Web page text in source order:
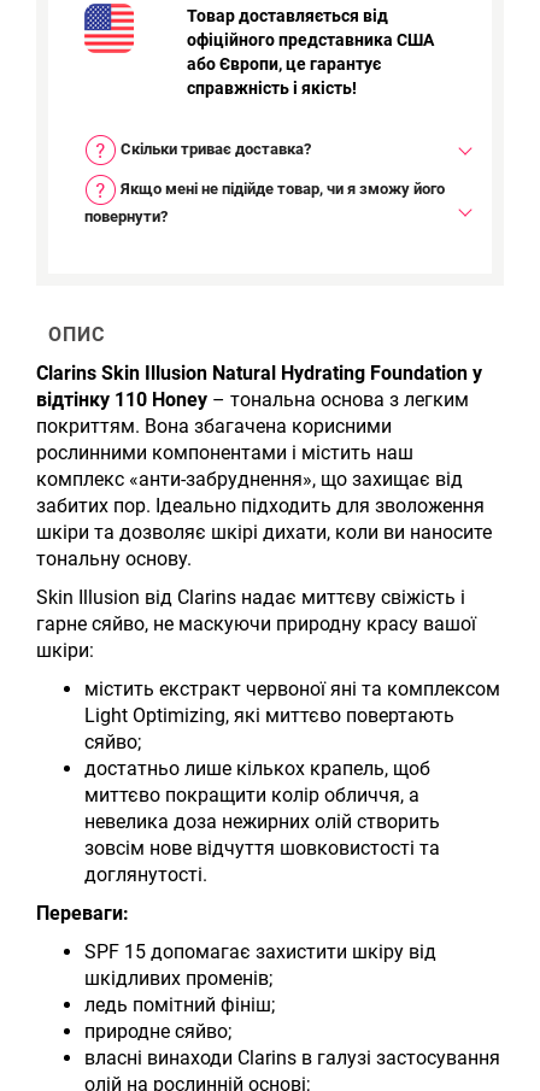
Товар доставляється від
офіційного представника США
або Європи, це гарантує
справжність і якість!
Скільки триває доставка?
Якщо мені не підійде товар, чи я зможу його
повернути?
ОПИС
Clarins Skin Illusion Natural Hydrating Foundation у
відтінку 110 Honey – тональна основа з легким
покриттям. Вона збагачена корисними
рослинними компонентами і містить наш
комплекс «анти-забруднення», що захищає від
забитих пор. Ідеально підходить для зволоження
шкіри та дозволяє шкірі дихати, коли ви наносите
тональну основу.
Skin Illusion від Clarins надає миттєву свіжість і
гарне сяйво, не маскуючи природну красу вашої
шкіри:
містить екстракт червоної яні та комплексом
Light Optimizing, які миттєво повертають
сяйво;
достатньо лише кількох крапель, щоб
миттєво покращити колір обличчя, а
невелика доза нежирних олій створить
зовсім нове відчуття шовковистості та
доглянутості.
Переваги:
SPF 15 допомагає захистити шкіру від
шкідливих променів;
ледь помітний фініш;
природне сяйво;
власні винаходи Clarins в галузі застосування
олій на рослинній основі;